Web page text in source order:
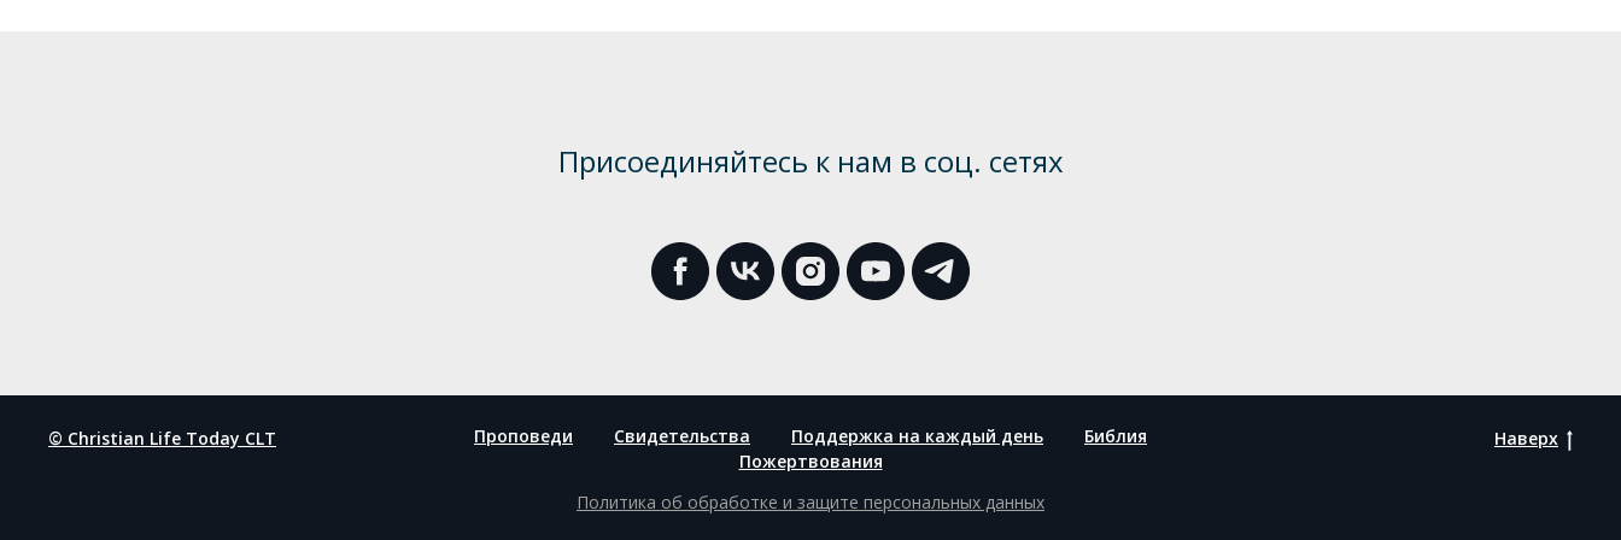
Присоединяйтесь к нам в соц. сетях
© Christian Life Today CLT Проповеди Свидетельства Поддержка на каждый день
Библия
Пожертвования
Наверх
Политика об обработке и защите персональных данных